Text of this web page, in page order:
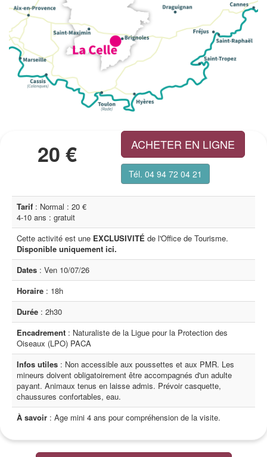
20 € ACHETER EN LIGNE
Tél. 04 94 72 04 21
Tarif : Normal : 20 €
4-10 ans : gratuit
Cette activité est une EXCLUSIVITÉ de l'Office de Tourisme.
Disponible uniquement ici.
Dates : Ven 10/07/26
Horaire : 18h
Durée : 2h30
Encadrement : Naturaliste de la Ligue pour la Protection des
Oiseaux (LPO) PACA
Infos utiles : Non accessible aux poussettes et aux PMR. Les
mineurs doivent obligatoirement être accompagnés d'un adulte
payant. Animaux tenus en laisse admis. Prévoir casquette,
chaussures confortables, eau.
À savoir : Age mini 4 ans pour compréhension de la visite.